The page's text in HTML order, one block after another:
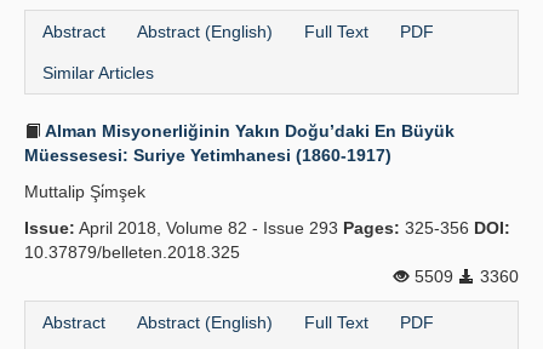
Abstract Abstract (English) Full Text PDF
Similar Articles
Alman Misyonerliğinin Yakın Doğu’daki En Büyük
Müessesesi: Suriye Yetimhanesi (1860-1917)
Muttalip Şi̇mşek
Issue: April 2018, Volume 82 - Issue 293 Pages: 325-356 DOI:
10.37879/belleten.2018.325
5509
3360
Abstract Abstract (English) Full Text PDF